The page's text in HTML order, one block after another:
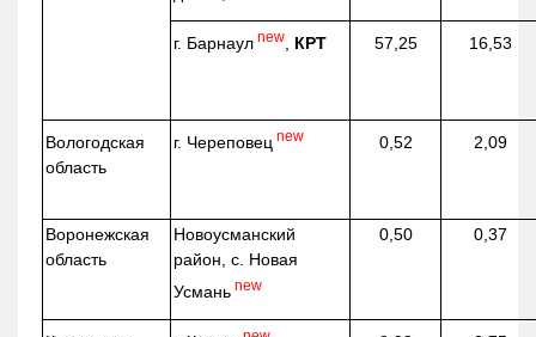
г. Барнаул new КРТ 57,25 16,53
Вологодская
область
г. Череповец new 0,52 2,09
Воронежская
область
Новоусманский
район, с. Новая
Усмань new
0,50 0,37